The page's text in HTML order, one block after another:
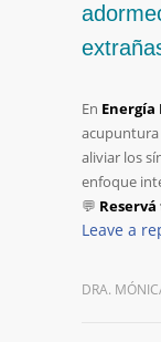
En Energía
acupuntura
aliviar los
enfoque
💬
Leave a
DRA.